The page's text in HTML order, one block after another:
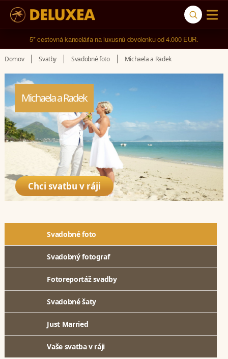
5* cestovná kancelária na luxusnú dovolenku od 4.000 EUR.
Domov Svatby Svadobné foto Michaela a Radek
Michaela a Radek
Chci svatbu v ráji
Svadobné foto
Svadobný fotograf
Fotoreportáž svadby
Svadobné šaty
Just Married
Vaše svatba v ráji